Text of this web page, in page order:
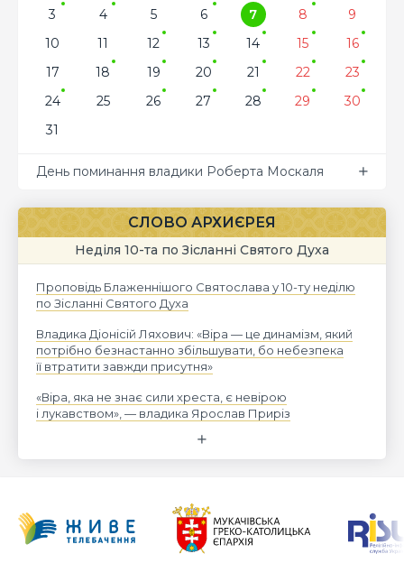
3
4 5 6 7 8
9
10
11 12 13 14 15
16
17
18 19 20 21 22
23
24
25 26 27 28 29
30
31
День поминання владики Роберта Москаля
СЛОВО АРХИЄРЕЯ
Неділя 10-та по Зісланні Святого Духа
Проповідь Блаженнішого Святослава у 10-ту неділю
по Зісланні Святого Духа
Владика Діонісій Ляхович: «Віра — це динамізм, який
потрібно безнастанно збільшувати, бо небезпека
її втратити завжди присутня»
«Віра, яка не знає сили хреста, є невірою
і лукавством», — владика Ярослав Приріз